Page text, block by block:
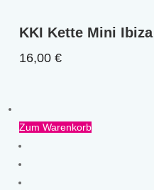
KKI Kette Mini Ibiza
16,00€
Zum Warenkorb